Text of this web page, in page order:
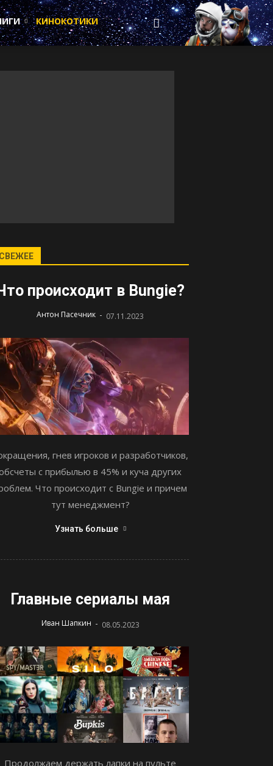
КИНОКОТИКИ
происходит в Bungie?
Антон Пасечник - 07.11.2023
гнев игроков и разработчиков,
с прибылью в 45% и куча других
Что происходит с Bungie и причем
тут менеджмент?
Узнать больше
Главные сериалы мая
Иван Шапкин - 08.05.2023
Продолжаем держать лапки на пульте